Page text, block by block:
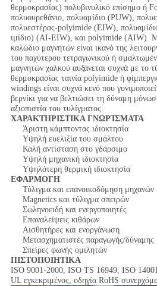
θερμοκρασίας) πολυβινυλικό επίσημο ή
πολυουρεθάνιο, πολυαμίδιο (PUW),
πολυεστέρας-polyimide (EIW),
ιμίδιο) (AI-EIW), και polyimide (AIW).
καλώδιο μαγνητών είναι ικανό της
του παχύτερου τετραγωνικού ή
μαγνητών χαλκού αυξάνεται συχνά με το
θερμοκρασίας ταινία polyimide ή
windings είναι συχνά κενό που
βερνίκι για να βελτιώσει τη δύναμη
αξιοπιστία του τυλίγματος.
ΧΑΡΑΚΤΗΡΙΣΤΙΚΑ ΓΝΩΡΊΣΜΑΤΑ
Άριστη κάμπτοντας ιδιοκτησία
Υψηλή ευελιξία του σμάλτου
Καλή αντίσταση στο γδάρσιμο
Υψηλή μηχανική ιδιοκτησία
Υψηλότερη θερμική ιδιοκτησία
ΕΦΑΡΜΟΓΗ
Τύλιγμα και επανοικοδόμηση μηχανών
Magnetics και τύλιγμα σπειρών
Σωληνοειδή και ενεργοποιητές
Επαναλείψεις κιθάρων
Αισθητήρες και ενοργάνωση
Μετασχηματιστές παραγωγής/δύναμης
Σπείρες φωνής ομιλητών
ΠΙΣΤΟΠΟΙΗΤΙΚΑ
ISO 9001-2000, ISO TS 16949, ISO
UL εγκεκριμένος, οδηγία RoHS